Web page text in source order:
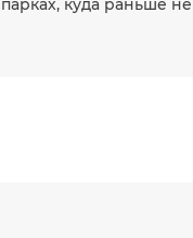
куда раньше не